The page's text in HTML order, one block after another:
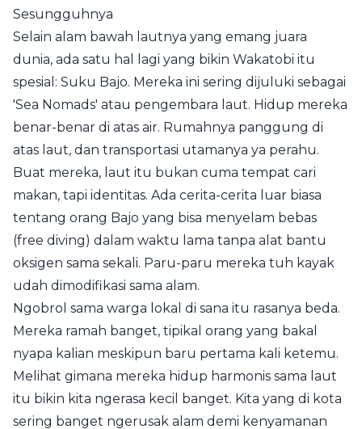
Sesungguhnya
Selain alam bawah lautnya yang emang juara
dunia, ada satu hal lagi yang bikin Wakatobi itu
spesial: Suku Bajo. Mereka ini sering dijuluki sebagai
'Sea Nomads' atau pengembara laut. Hidup mereka
benar-benar di atas air. Rumahnya panggung di
atas laut, dan transportasi utamanya ya perahu.
Buat mereka, laut itu bukan cuma tempat cari
makan, tapi identitas. Ada cerita-cerita luar biasa
tentang orang Bajo yang bisa menyelam bebas
(free diving) dalam waktu lama tanpa alat bantu
oksigen sama sekali. Paru-paru mereka tuh kayak
udah dimodifikasi sama alam.
Ngobrol sama warga lokal di sana itu rasanya beda.
Mereka ramah banget, tipikal orang yang bakal
nyapa kalian meskipun baru pertama kali ketemu.
Melihat gimana mereka hidup harmonis sama laut
itu bikin kita ngerasa kecil banget. Kita yang di kota
sering banget ngerusak alam demi kenyamanan